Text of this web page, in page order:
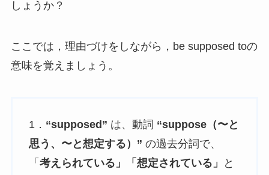
しょうか？
ここでは，理由づけをしながら，be supposed toの
意味を覚えましょう。
1． “supposed” は、動詞 “suppose（〜と
思う、〜と想定する）” の過去分詞で、
「 考えられている」「想定されている」
と